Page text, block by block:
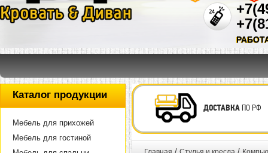
Каталог продукции
Мебель для прихожей
Мебель для гостиной
ДОСТАВКАПО РФ